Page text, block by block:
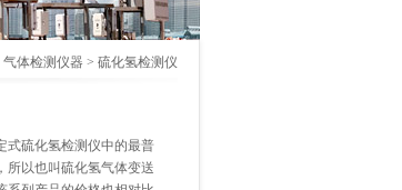
气体检测仪器 > 硫化氢检测仪
式硫化氢检测仪中的最普
所以也叫硫化氢气体变送